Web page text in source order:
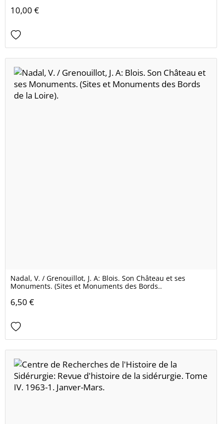
10,00 €
Nadal, V. / Grenouillot, J. A: Blois. Son Château et ses
Monuments. (Sites et Monuments des Bords..
6,50 €